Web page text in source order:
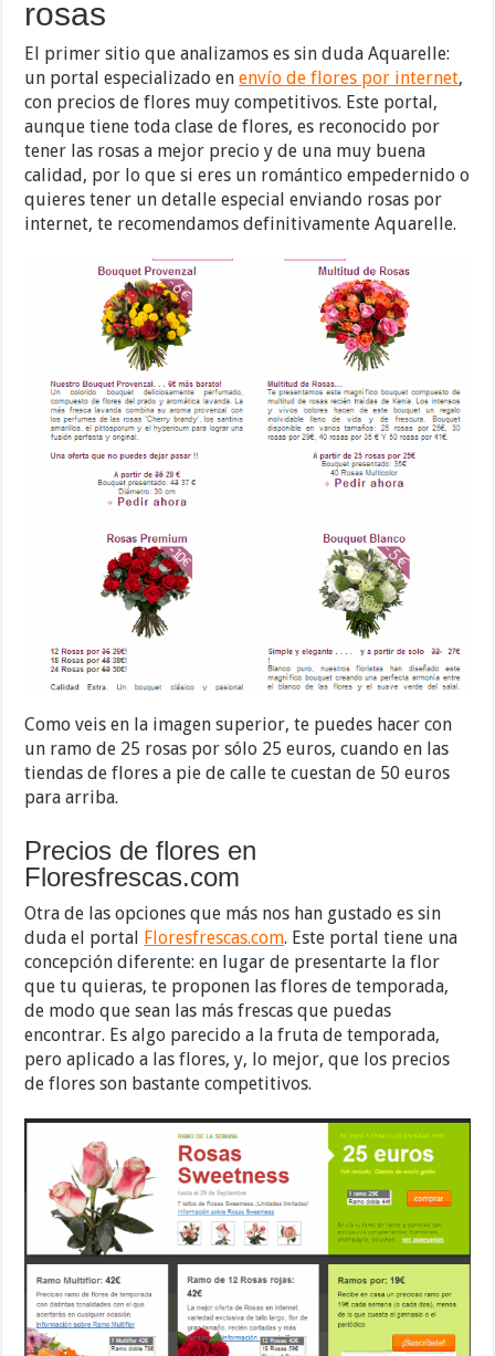
rosas
El primer sitio que analizamos es sin duda Aquarelle:
un portal especializado enenvío de flores por internet,
con precios de flores muy competitivos. Este portal,
aunque tiene toda clase de flores, es reconocido por
tener las rosas a mejor precio y de una muy buena
calidad, por lo que si eres un romántico empedernido o
quieres tener un detalle especial enviando rosas por
internet, te recomendamos definitivamente Aquarelle.
Como veis en la imagen superior, te puedes hacer con
un ramo de 25 rosas por sólo 25 euros, cuando en las
tiendas de flores a pie de calle te cuestan de 50 euros
para arriba.
Precios de flores en
Floresfrescas.com
Otra de las opciones que más nos han gustado es sin
duda el portal
Floresfrescas.com. Este portal tiene una
concepción diferente: en lugar de presentarte la flor
que tu quieras, te proponen las flores de temporada,
de modo que sean las más frescas que puedas
encontrar. Es algo parecido a la fruta de temporada,
pero aplicado a las flores, y, lo mejor, que los precios
de flores son bastante competitivos.